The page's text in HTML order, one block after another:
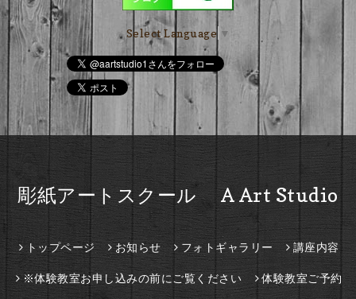
Select Language ▼
彫紙アートスクール A Art Studio
トップページ お知らせ フォトギャラリー 講座内容
※体験教室お申し込みの前にご覧ください 体験教室ご予約